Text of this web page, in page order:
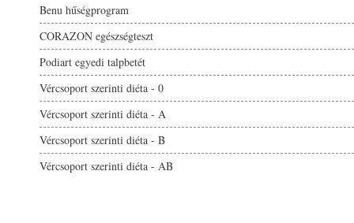
Benu hűségprogram
CORAZON egészségteszt
Podiart egyedi talpbetét
Vércsoport szerinti diéta - 0
Vércsoport szerinti diéta - A
Vércsoport szerinti diéta - B
Vércsoport szerinti diéta - AB